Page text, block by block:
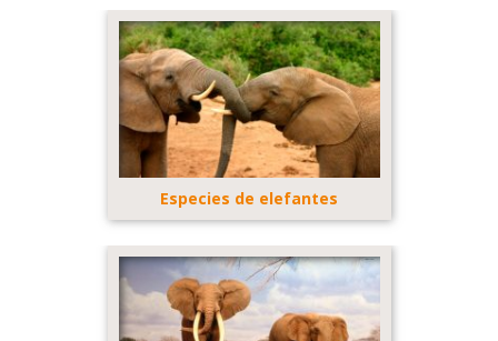
Especies de elefantes